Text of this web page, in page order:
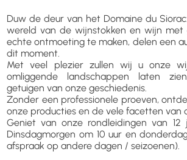
Duw de deur van het Domaine du
wereld van de wijnstokken en wijn met
echte ontmoeting te maken, delen een
dit moment.
Met veel plezier zullen wij u onze
omliggende landschappen laten
getuigen van onze geschiedenis.
Zonder een professionele proeven,
onze producties en de vele facetten van
Geniet van onze rondleidingen van 12
Dinsdagmorgen om 10 uur en
afspraak op andere dagen / seizoenen).